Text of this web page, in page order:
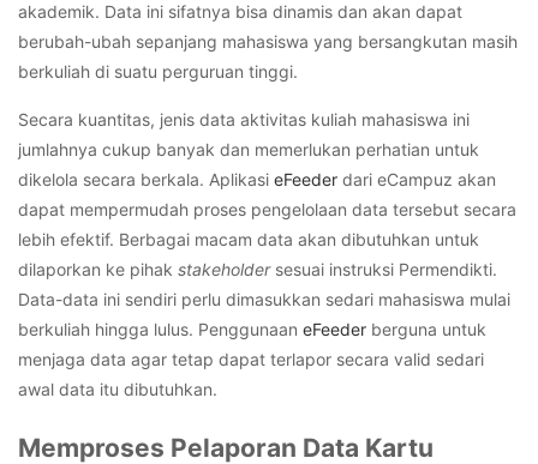
akademik. Data ini sifatnya bisa dinamis dan akan dapat
berubah-ubah sepanjang mahasiswa yang bersangkutan masih
berkuliah di suatu perguruan tinggi.
Secara kuantitas, jenis data aktivitas kuliah mahasiswa ini
jumlahnya cukup banyak dan memerlukan perhatian untuk
dikelola secara berkala. Aplikasi eFeeder dari eCampuz akan
dapat mempermudah proses pengelolaan data tersebut secara
lebih efektif. Berbagai macam data akan dibutuhkan untuk
dilaporkan ke pihak stakeholdersesuai instruksi Permendikti.
Data-data ini sendiri perlu dimasukkan sedari mahasiswa mulai
berkuliah hingga lulus. Penggunaan eFeeder berguna untuk
menjaga data agar tetap dapat terlapor secara valid sedari
awal data itu dibutuhkan.
Memproses Pelaporan Data Kartu